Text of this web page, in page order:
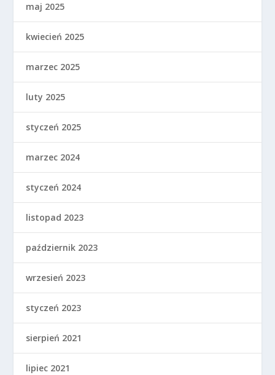
maj 2025
kwiecień 2025
marzec 2025
luty 2025
styczeń 2025
marzec 2024
styczeń 2024
listopad 2023
październik 2023
wrzesień 2023
styczeń 2023
sierpień 2021
lipiec 2021